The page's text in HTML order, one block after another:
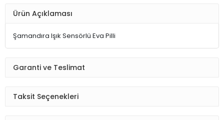
Ürün Açıklaması
Şamandıra Işık Sensörlü Eva Pilli
Garanti ve Teslimat
Taksit Seçenekleri